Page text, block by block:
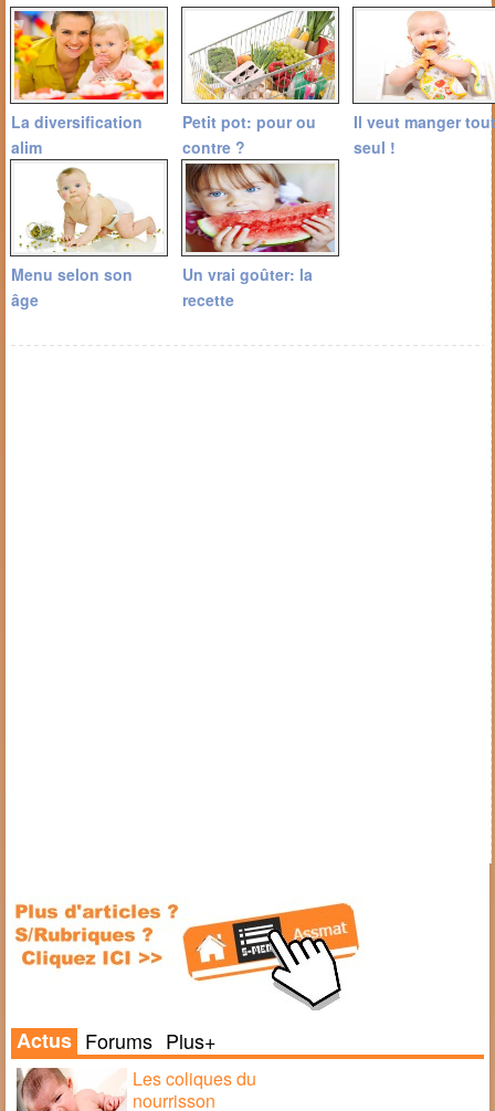
La diversification
alim
Petit pot: pour ou
contre ?
Il veut manger tout
seul !
Menu selon son
âge
Un vrai goûter: la
recette
Actus Forums Plus+
Les coliques du
nourrisson